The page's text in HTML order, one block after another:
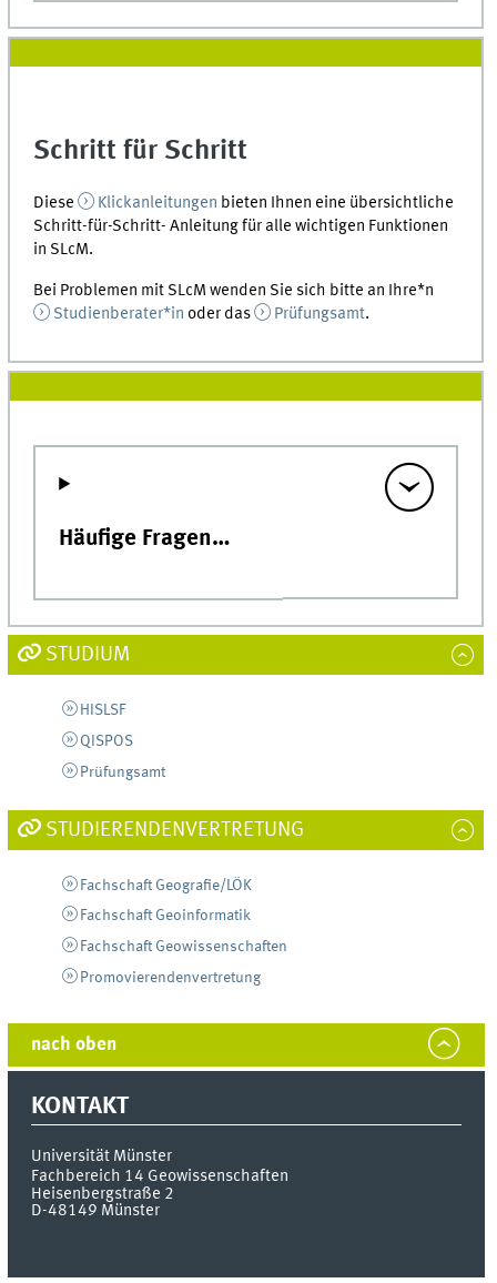
Schritt für Schritt
Diese Klickanleitungen bieten Ihnen eine übersichtliche
Schritt-für-Schritt- Anleitung für alle wichtigen Funktionen
in SLcM.
Bei Problemen mit SLcM wenden Sie sich bitte an Ihre*n
Studienberater*in oder das Prüfungsamt.
Häufige Fragen…
STUDIUM
HISLSF
QISPOS
Prüfungsamt
STUDIERENDENVERTRETUNG
Fachschaft Geografie/LÖK
Fachschaft Geoinformatik
Fachschaft Geowissenschaften
Promovierendenvertretung
nach oben
KONTAKT
Universität Münster
Fachbereich 14 Geowissenschaften
Heisenbergstraße 2
D-48149 Münster